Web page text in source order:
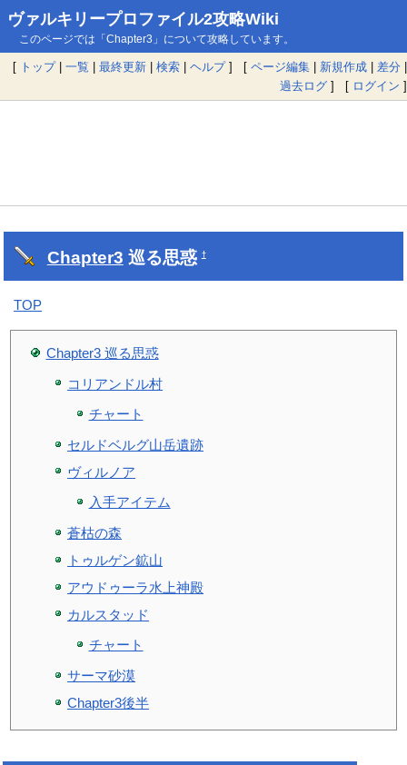
ヴァルキリープロファイル2攻略Wiki
このページでは「Chapter3」について攻略しています。
[ トップ| 一覧 | 最終更新 | 検索 | ヘルプ] [ ページ編集 | 新規作成 | 差分 |
過去ログ ] [ ログイン ]
Chapter3 巡る思惑†
TOP
Chapter3 巡る思惑
コリアンドル村
チャート
セルドベルグ山岳遺跡
ヴィルノア
入手アイテム
蒼枯の森
トゥルゲン鉱山
アウドゥーラ水上神殿
カルスタッド
チャート
サーマ砂漠
Chapter3後半